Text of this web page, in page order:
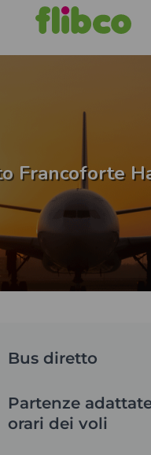
Francoforte
Bus diretto
Partenze
orari dei voli